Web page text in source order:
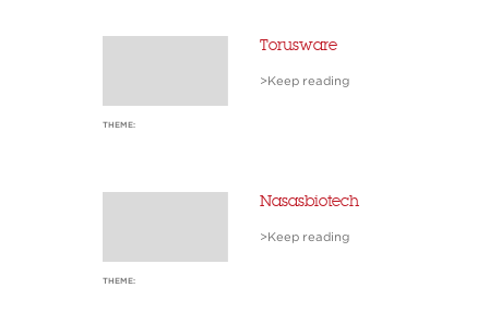
Torusware
>Keep reading
THEME:
Nasasbiotech
>Keep reading
THEME: